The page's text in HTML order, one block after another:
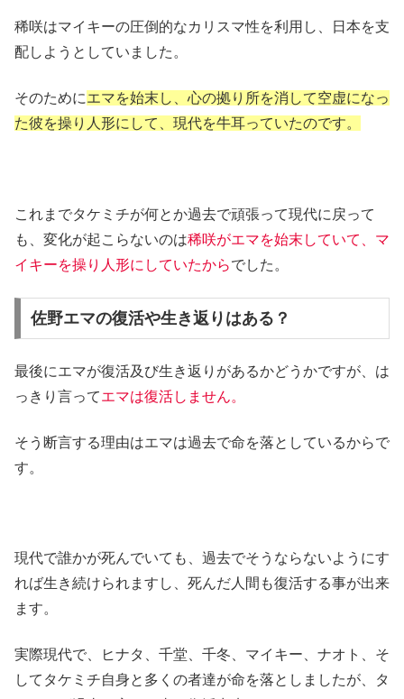
稀咲はマイキーの圧倒的なカリスマ性を利用し、日本を支
配しようとしていました。
そのためにエマを始末し、心の拠り所を消して空虚になっ
た彼を操り人形にして、現代を牛耳っていたのです。
これまでタケミチが何とか過去で頑張って現代に戻って
も、変化が起こらないのは稀咲がエマを始末していて、マ
イキーを操り人形にしていたからでした。
佐野エマの復活や生き返りはある？
最後にエマが復活及び生き返りがあるかどうかですが、は
っきり言ってエマは復活しません。
そう断言する理由はエマは過去で命を落としているからで
す。
現代で誰かが死んでいても、過去でそうならないようにす
れば生き続けられますし、死んだ人間も復活する事が出来
ます。
実際現代で、ヒナタ、千堂、千冬、マイキー、ナオト、そ
してタケミチ自身と多くの者達が命を落としましたが、タ